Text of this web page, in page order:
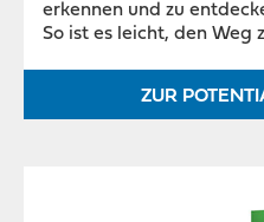
erkennen und zu
So ist es leicht, den Weg
ZUR